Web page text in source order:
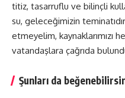
titiz, tasarruflu ve bilinçli
su, geleceğimizin
etmeyelim, kaynaklarımızı
vatandaşlara çağrıda
Şunları da